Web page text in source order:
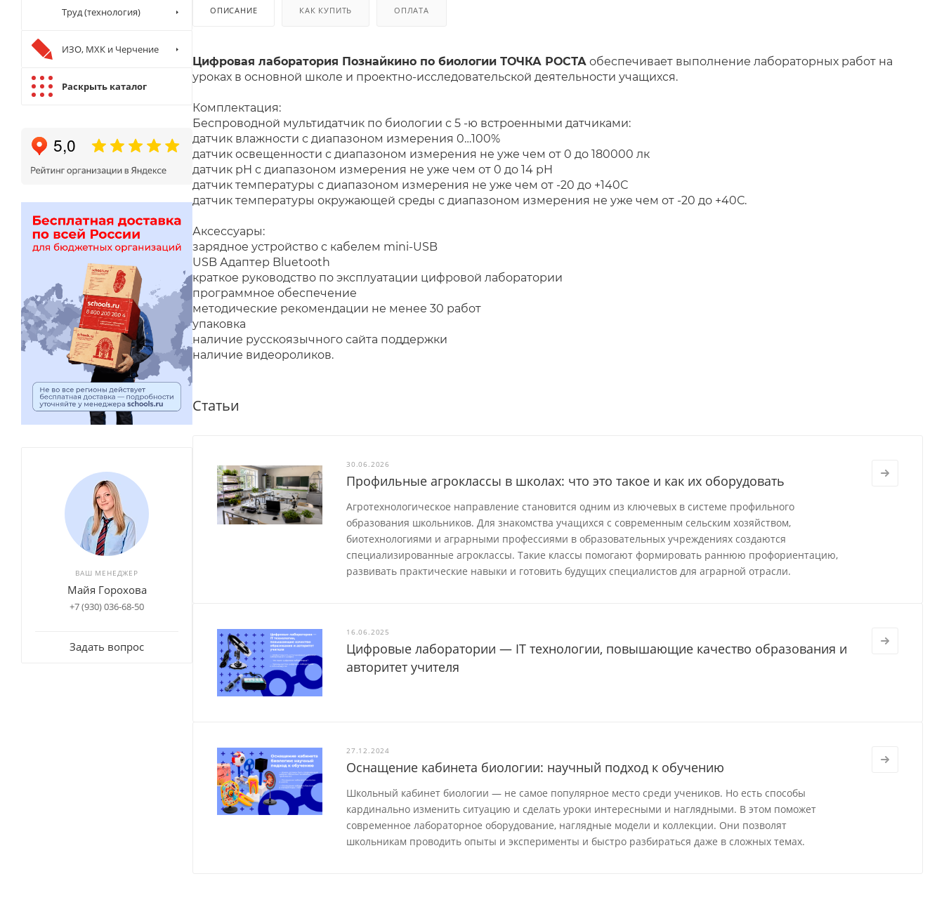
ОПИСАНИЕ КАК КУПИТЬ ОПЛАТА
Цифровая лаборатория Познайкино по биологии ТОЧКА РОСТА обеспечивает выполнение лабораторных работ на
уроках в основной школе и проектно-исследовательской деятельности учащихся.
Комплектация:
Беспроводной мультидатчик по биологии с 5 -ю встроенными датчиками:
датчик влажности с диапазоном измерения 0…100%
датчик освещенности с диапазоном измерения не уже чем от 0 до 180000 лк
датчик рН с диапазоном измерения не уже чем от 0 до 14 pH
датчик температуры с диапазоном измерения не уже чем от -20 до +140С
датчик температуры окружающей среды с диапазоном измерения не уже чем от -20 до +40С.
Аксессуары:
зарядное устройство с кабелем mini-USB
USB Адаптер Bluetooth
краткое руководство по эксплуатации цифровой лаборатории
программное обеспечение
методические рекомендации не менее 30 работ
упаковка
наличие русскоязычного сайта поддержки
наличие видеороликов.
Статьи
30.06.2026
Профильные агроклассы в школах: что это такое и как их оборудовать
Агротехнологическое направление становится одним из ключевых в системе профильного
образования школьников. Для знакомства учащихся с современным сельским хозяйством,
биотехнологиями и аграрными профессиями в образовательных учреждениях создаются
специализированные агроклассы. Такие классы помогают формировать раннюю профориентацию,
развивать практические навыки и готовить будущих специалистов для аграрной отрасли.
16.06.2025
Цифровые лаборатории — IT технологии, повышающие качество образования и
авторитет учителя
27.12.2024
Оснащение кабинета биологии: научный подход к обучению
Школьный кабинет биологии — не самое популярное место среди учеников. Но есть способы
кардинально изменить ситуацию и сделать уроки интересными и наглядными. В этом поможет
современное лабораторное оборудование, наглядные модели и коллекции. Они позволят
школьникам проводить опыты и эксперименты и быстро разбираться даже в сложных темах.
Труд (технология)
ИЗО, МХК и Черчение
Раскрыть каталог
ВАШ МЕНЕДЖЕР
Майя Горохова
+7 (930) 036-68-50
Задать вопрос